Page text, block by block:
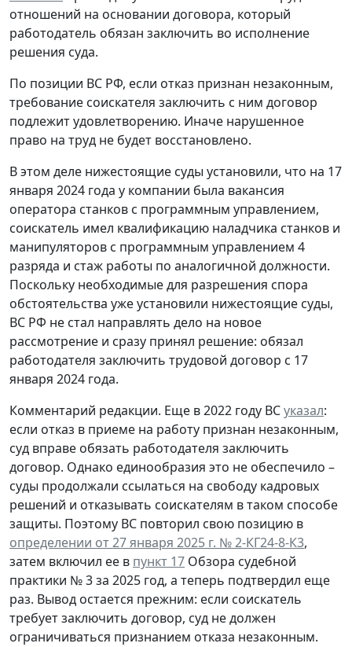
отношений на основании договора, который
работодатель обязан заключить во исполнение
решения суда.
По позиции ВС РФ, если отказ признан незаконным,
требование соискателя заключить с ним договор
подлежит удовлетворению. Иначе нарушенное
право на труд не будет восстановлено.
В этом деле нижестоящие суды установили, что на 17
января 2024 года у компании была вакансия
оператора станков с программным управлением,
соискатель имел квалификацию наладчика станков и
манипуляторов с программным управлением 4
разряда и стаж работы по аналогичной должности.
Поскольку необходимые для разрешения спора
обстоятельства уже установили нижестоящие суды,
ВС РФ не стал направлять дело на новое
рассмотрение и сразу принял решение: обязал
работодателя заключить трудовой договор с 17
января 2024 года.
Комментарий редакции. Еще в 2022 году ВСуказал:
если отказ в приеме на работу признан незаконным,
суд вправе обязать работодателя заключить
договор. Однако единообразия это не обеспечило –
суды продолжали ссылаться на свободу кадровых
решений и отказывать соискателям в таком способе
защиты. Поэтому ВС повторил свою позицию в
определении от 27 января 2025 г. № 2-КГ24-8-К3,
затем включил ее в пункт 17 Обзора судебной
практики № 3 за 2025 год, а теперь подтвердил еще
раз. Вывод остается прежним: если соискатель
требует заключить договор, суд не должен
ограничиваться признанием отказа незаконным.